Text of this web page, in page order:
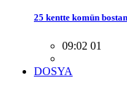
25 kentte komün
09:02 01
DOSYA